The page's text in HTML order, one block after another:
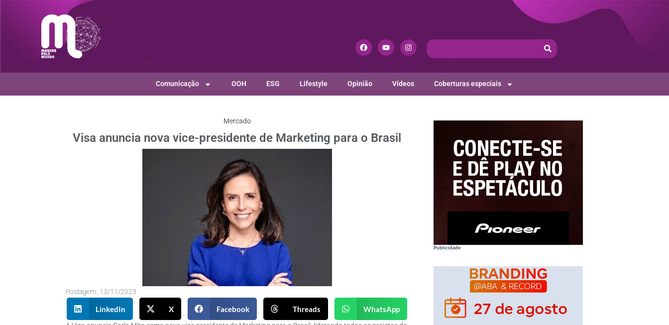
Comunicação OOH ESG Lifestyle Opinião Vídeos Coberturas especiais
Mercado
Visa anuncia nova vice-presidente de Marketing para o Brasil
Postagem: 13/11/2023
LinkedIn X Facebook Threads WhatsApp
Publicidade